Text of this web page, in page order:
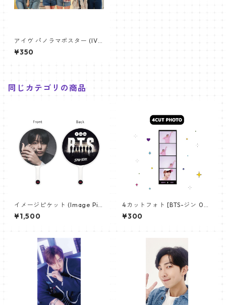
アイヴ パノラマポスター (IVE
Poster) 700*330mm 【IVE-
02】
¥350
同じカテゴリの商品
イメージピケット (Image Pic
ket) うちわ - ジョングク (JU
NGKOOK_19)
¥1,500
4カットフォト [BTS-ジン 02]
4CUT PHOTO BTS-JIN 02
¥300